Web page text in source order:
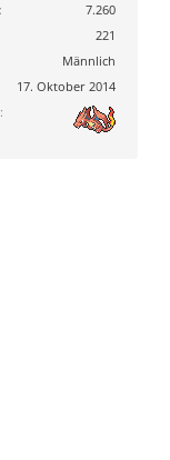
7.260
221
Männlich
17. Oktober 2014